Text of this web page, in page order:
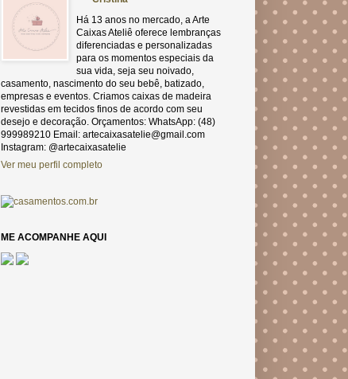
Há 13 anos no mercado, a Arte
Caixas Ateliê oferece lembranças
diferenciadas e personalizadas
para os momentos especiais da
sua vida, seja seu noivado,
casamento, nascimento do seu bebê, batizado,
empresas e eventos. Criamos caixas de madeira
revestidas em tecidos finos de acordo com seu
desejo e decoração. Orçamentos: WhatsApp: (48)
999989210 Email: artecaixasatelie@gmail.com
Instagram: @artecaixasatelie
Ver meu perfil completo
ME ACOMPANHE AQUI